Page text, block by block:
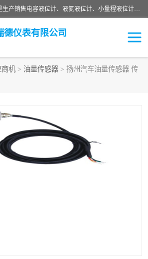
河南福瑞德仪表有限公司是生产销售电容液位计、液氨液位计、小量程液位计定制、智能锅炉水位计、液氮液位计等；并在产品开发、研制的过程中，吸取国内外仪器仪表的技术精华，建立了一支高、精、尖的科研开发队伍，使产品性能不断升级。
德仪表有限公司
商机 > 油量传感器 > 扬州汽车油量传感器 传
液氮液位计
液位计传感器定制